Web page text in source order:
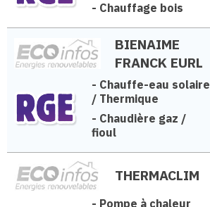
- Chauffage bois
BIENAIME
FRANCK EURL
- Chauffe-eau solaire
/ Thermique
- Chaudière gaz /
fioul
THERMACLIM
- Pompe à chaleur